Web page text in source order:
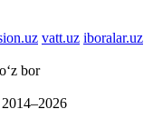
vatt.uz iboralar.uz
bor